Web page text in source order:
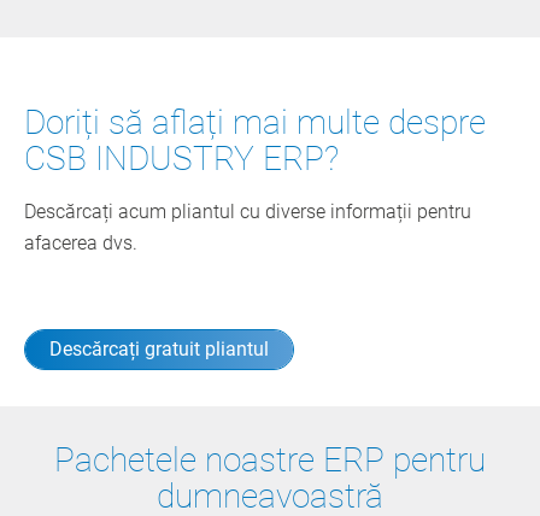
Doriți să aflați mai multe despre
CSB INDUSTRY ERP?
Descărcați acum pliantul cu diverse informații pentru
afacerea dvs.
Descărcați gratuit pliantul
Pachetele noastre ERP pentru
dumneavoastră